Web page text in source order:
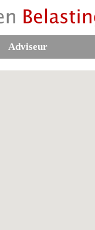
Adviseur